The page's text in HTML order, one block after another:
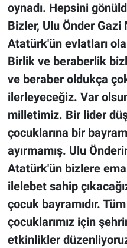
oynadı. Hepsini
Bizler, Ulu Önder
Atatürk'ün evlatları
Birlik ve beraberlik
ve beraber oldukça
ilerleyeceğiz. Var
milletimiz. Bir lider
çocuklarına bir
ayırmamış. Ulu
Atatürk'ün bizlere
ilelebet sahip
çocuk bayramıdır.
çocuklarımız için
etkinlikler